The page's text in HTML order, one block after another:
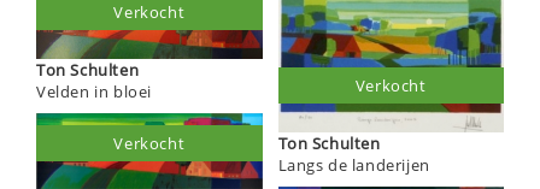
Ton Schulten
Velden in bloei
Verkocht
Verkocht
Ton Schulten
Langs de landerijen
Verkocht